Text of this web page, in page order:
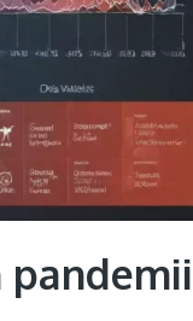
pandemii